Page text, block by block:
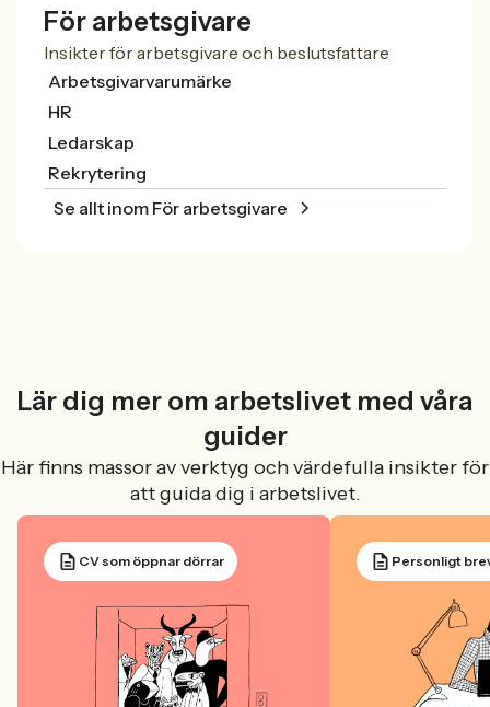
För arbetsgivare
Insikter för arbetsgivare och beslutsfattare
Arbetsgivarvarumärke
HR
Ledarskap
Rekrytering
Se allt inom För arbetsgivare
Lär dig mer om arbetslivet med våra
guider
Här finns massor av verktyg och värdefulla insikter för
att guida dig i arbetslivet.
CV som öppnar dörrar Personligt